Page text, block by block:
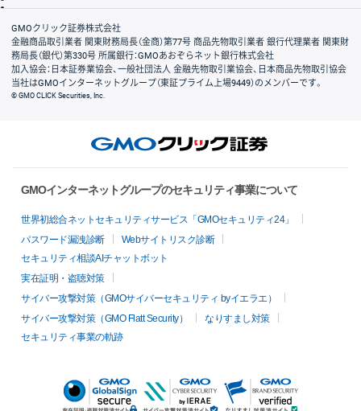
会社案内
GMOクリック証券株式会社
金融商品取引業者 関東財務局長（金商）第77号 商品先物取引業者 銀行代理業者 関東財
務局長（銀代）第330号 所属銀行：GMOあおぞらネット銀行株式会社
加入協会：日本証券業協会、一般社団法人 金融先物取引業協会、日本商品先物取引協会
当社はGMOインターネットグループ（東証プライム上場9449）のメンバーです。
© GMO CLICK Securities, Inc.
GMOインターネットグループのセキュリティ事業について
世界初総合ネットセキュリティサービス「GMOセキュリティ24」
パスワード漏洩診断
Webサイトリスク診断
セキュリティ相談AIチャットボット
実在証明・盗聴対策
サイバー攻撃対策（GMOサイバーセキュリティ byイエラエ）
サイバー攻撃対策（GMO Flatt Security）
なりすまし対策
セキュリティ事業の軌跡